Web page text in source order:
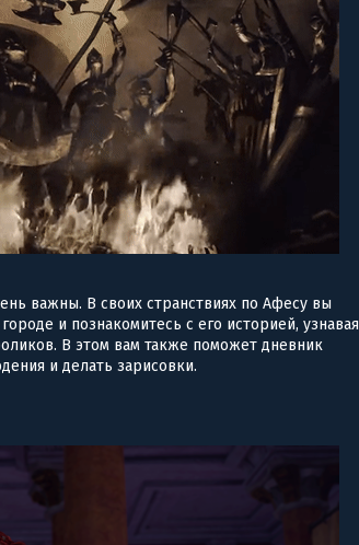
важны. В своих странствиях по Афесу вы
и познакомитесь с его историей, узнавая
В этом вам также поможет дневник
и делать зарисовки.